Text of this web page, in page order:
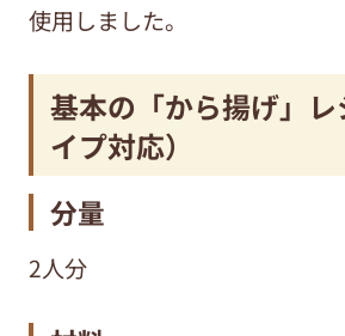
使用しました。
基本の「から揚げ」
イプ対応）
分量
2人分